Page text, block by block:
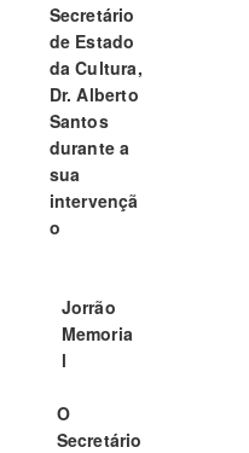
Secretário
de Estado
da Cultura,
Dr. Alberto
Santos
durante a
sua
intervençã
o
Jorrão
Memoria
l
O
Secretário